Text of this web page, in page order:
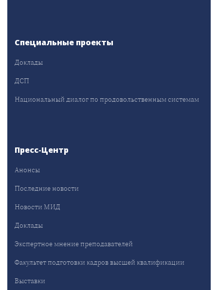
Специальные проекты
Доклады
ДСП
Национальный диалог по продовольственным системам
Пресс-Центр
Анонсы
Последние новости
Новости МИД
Доклады
Экспертное мнение преподавателей
Факультет подготовки кадров высшей квалификации
Выставки